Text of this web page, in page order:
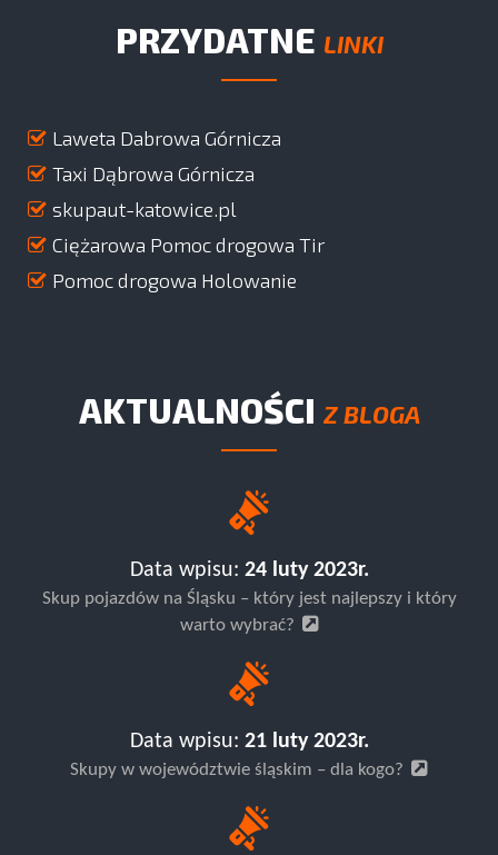
PRZYDATNE LINKI
Laweta Dabrowa Górnicza
Taxi Dąbrowa Górnicza
skupaut-katowice.pl
Ciężarowa Pomoc drogowa Tir
Pomoc drogowa Holowanie
AKTUALNOŚCI Z BLOGA
Data wpisu: 24 luty 2023r.
Skup pojazdów na Śląsku – który jest najlepszy i który
warto wybrać?
Data wpisu: 21 luty 2023r.
Skupy w województwie śląskim – dla kogo?